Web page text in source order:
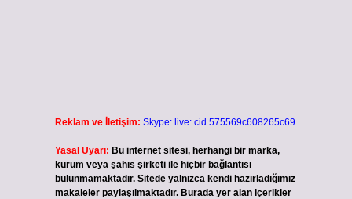
Reklam ve İletişim: Skype: live:.cid.575569c608265c69
Yasal Uyarı: Bu internet sitesi, herhangi bir marka,
kurum veya şahıs şirketi ile hiçbir bağlantısı
bulunmamaktadır. Sitede yalnızca kendi hazırladığımız
makaleler paylaşılmaktadır. Burada yer alan içerikler